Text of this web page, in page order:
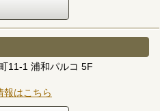
11-1 浦和パルコ 5F
報はこちら